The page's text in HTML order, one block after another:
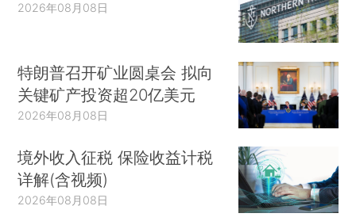
2026年08月08日
特朗普召开矿业圆桌会 拟向
关键矿产投资超20亿美元
2026年08月08日
境外收入征税 保险收益计税
详解(含视频)
2026年08月08日